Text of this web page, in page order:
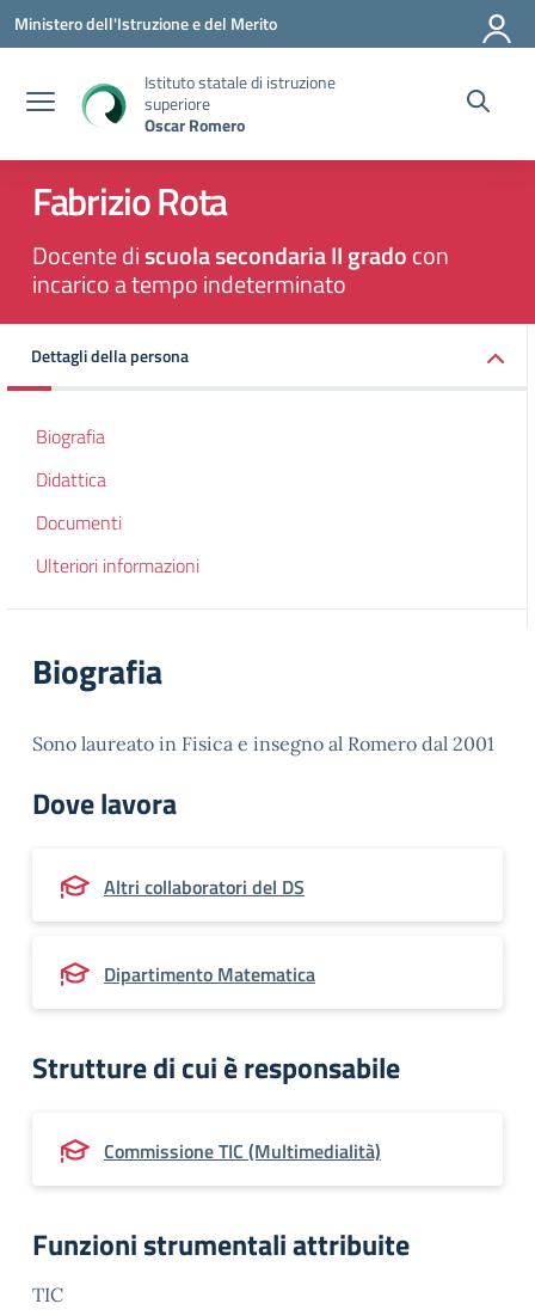
Vai ai contenuti
Vai al menu di navigazione
Vai al footer
Ministero dell'Istruzione e del Merito
Istituto statale di istruzione
superiore
Oscar Romero
Fabrizio Rota
Docente discuola secondaria II gradocon
incarico a tempo indeterminato
Dettagli della persona
Biografia
Didattica
Documenti
Ulteriori informazioni
Biografia
Sono laureato in Fisica e insegno al Romero dal 2001
Dove lavora
Altri collaboratori del DS
Dipartimento Matematica
Strutture di cui è responsabile
Commissione TIC (Multimedialità)
Funzioni strumentali attribuite
TIC